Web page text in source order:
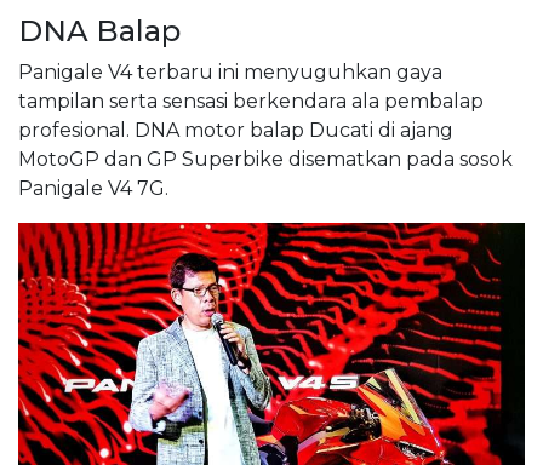
DNA Balap
Panigale V4 terbaru ini menyuguhkan gaya
tampilan serta sensasi berkendara ala pembalap
profesional. DNA motor balap Ducati di ajang
MotoGP dan GP Superbike disematkan pada sosok
Panigale V4 7G.